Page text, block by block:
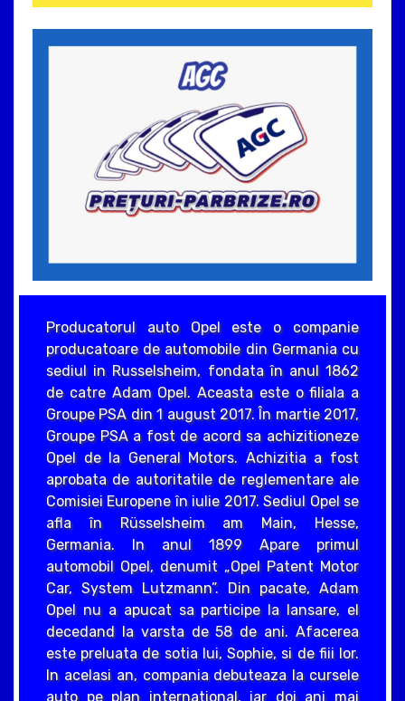
Producatorul auto Opel este o companie
producatoare de automobile din Germania cu
sediul in Russelsheim, fondata în anul 1862
de catre Adam Opel. Aceasta este o filiala a
Groupe PSA din 1 august 2017. În martie 2017,
Groupe PSA a fost de acord sa achizitioneze
Opel de la General Motors. Achizitia a fost
aprobata de autoritatile de reglementare ale
Comisiei Europene în iulie 2017. Sediul Opel se
afla în Rüsselsheim am Main, Hesse,
Germania. In anul 1899 Apare primul
automobil Opel, denumit „Opel Patent Motor
Car, System Lutzmann”. Din pacate, Adam
Opel nu a apucat sa participe la lansare, el
decedand la varsta de 58 de ani. Afacerea
este preluata de sotia lui, Sophie, si de fiii lor.
In acelasi an, compania debuteaza la cursele
auto pe plan international, iar doi ani mai